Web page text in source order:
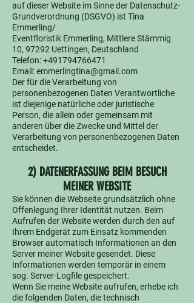
auf dieser Website im Sinne der Datenschutz-
Grundverordnung (DSGVO) ist Tina
Emmerling/
Eventfloristik Emmerling, Mittlere Stämmig
10, 97292 Uettingen, Deutschland
Telefon:+491794766471
Email:emmerlingtina@gmail.com
Der für die Verarbeitung von
personenbezogenen Daten Verantwortliche
ist diejenige natürliche oder juristische
Person, die allein oder gemeinsam mit
anderen über die Zwecke und Mittel der
Verarbeitung von personenbezogenen Daten
entscheidet.
2) DATENERFASSUNG BEIM BESUCH
MEINER WEBSITE
Sie können die Webseite grundsätzlich ohne
Offenlegung Ihrer Identität nutzen. Beim
Aufrufen der Website werden durch den auf
Ihrem Endgerät zum Einsatz kommenden
Browser automatisch Informationen an den
Server meiner Website gesendet. Diese
Informationen werden temporär in einem
sog. Server-Logfile gespeichert.
Wenn Sie meine Website aufrufen, erhebe ich
die folgenden Daten, die technisch